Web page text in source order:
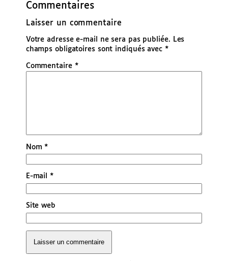
Commentaires
Laisser un commentaire
Votre adresse e-mail ne sera pas publiée.
Les
champs obligatoires sont indiqués avec *
Commentaire *
Nom*
E-mail*
Site web